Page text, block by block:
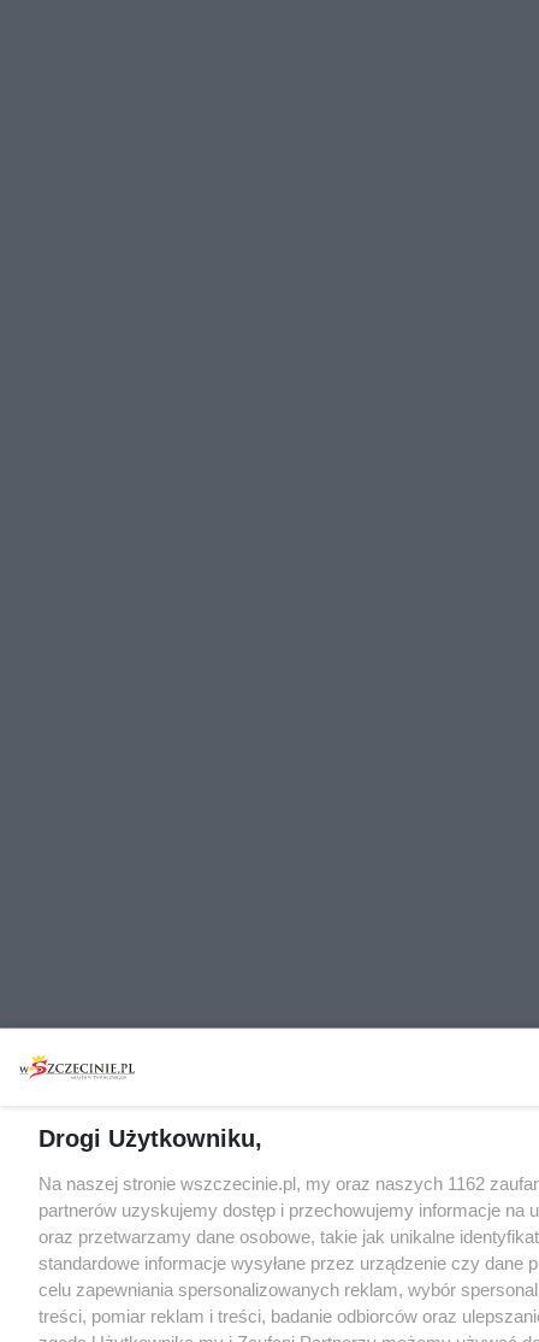
Drogi Użytkowniku,
Na naszej stronie wszczecinie.pl, my oraz naszych 1162
partnerów uzyskujemy dostęp i przechowujemy informacje na
oraz przetwarzamy dane osobowe, takie jak unikalne
standardowe informacje wysyłane przez urządzenie czy dane
celu zapewniania spersonalizowanych reklam, wybór
treści, pomiar reklam i treści, badanie odbiorców oraz